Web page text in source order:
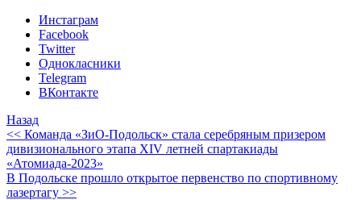
Инстаграм
Facebook
Twitter
Однокласники
Telegram
ВКонтакте
Назад
<< Команда «ЗиО-Подольск» стала серебряным призером
дивизионального этапа XIV летней спартакиады
«Атомиада-2023»
В Подольске прошло открытое первенство по спортивному
лазертагу >>